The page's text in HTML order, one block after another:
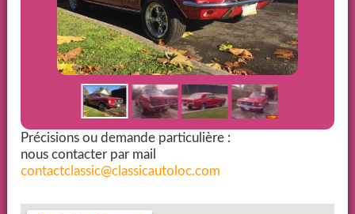
Précisions ou demande particulière :
nous contacter par mail
contactclassic@classicautoloc.com